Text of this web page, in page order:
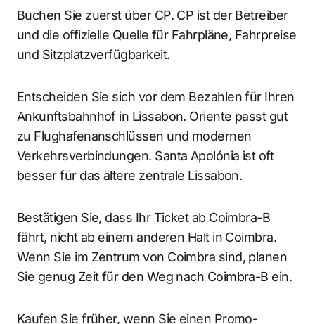
Buchen Sie zuerst über CP. CP ist der Betreiber
und die offizielle Quelle für Fahrpläne, Fahrpreise
und Sitzplatzverfügbarkeit.
Entscheiden Sie sich vor dem Bezahlen für Ihren
Ankunftsbahnhof in Lissabon. Oriente passt gut
zu Flughafenanschlüssen und modernen
Verkehrsverbindungen. Santa Apolónia ist oft
besser für das ältere zentrale Lissabon.
Bestätigen Sie, dass Ihr Ticket ab Coimbra-B
fährt, nicht ab einem anderen Halt in Coimbra.
Wenn Sie im Zentrum von Coimbra sind, planen
Sie genug Zeit für den Weg nach Coimbra-B ein.
Kaufen Sie früher, wenn Sie einen Promo-